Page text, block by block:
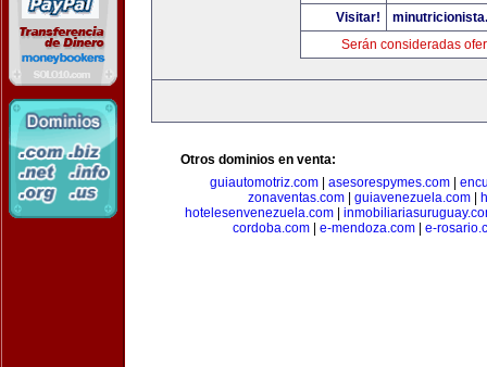
Visitar!
Serán consideradas
Otros dominios en venta:
guiautomotriz.com
asesorespymes.com
zonaventas.com| guiavenezuela.com|
hotelesenvenezuela.com
cordoba.com| e-mendoza.com| e-